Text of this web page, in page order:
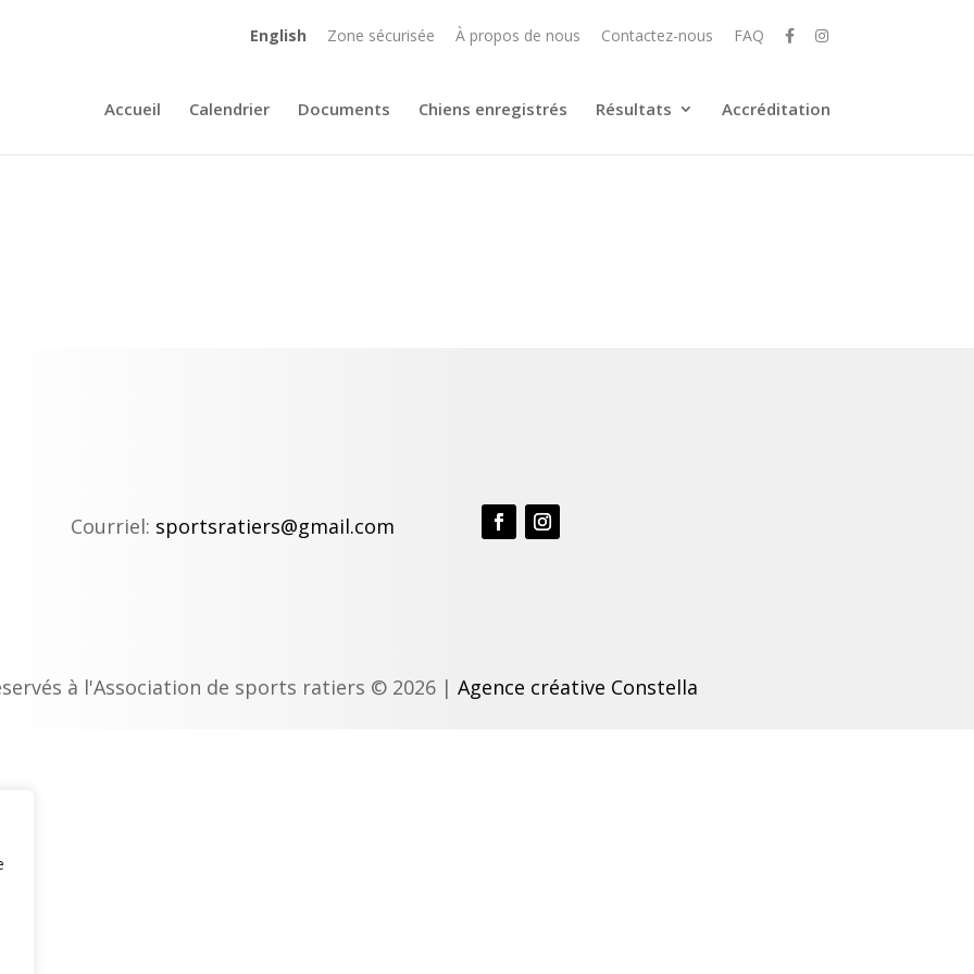
English Zone sécurisée À propos de nous Contactez-nous FAQ
Accueil Calendrier Documents Chiens enregistrés Résultats Accréditation
Courriel: sportsratiers@gmail.com
à l'Association de sports ratiers © 2026 | Agence créative Constella